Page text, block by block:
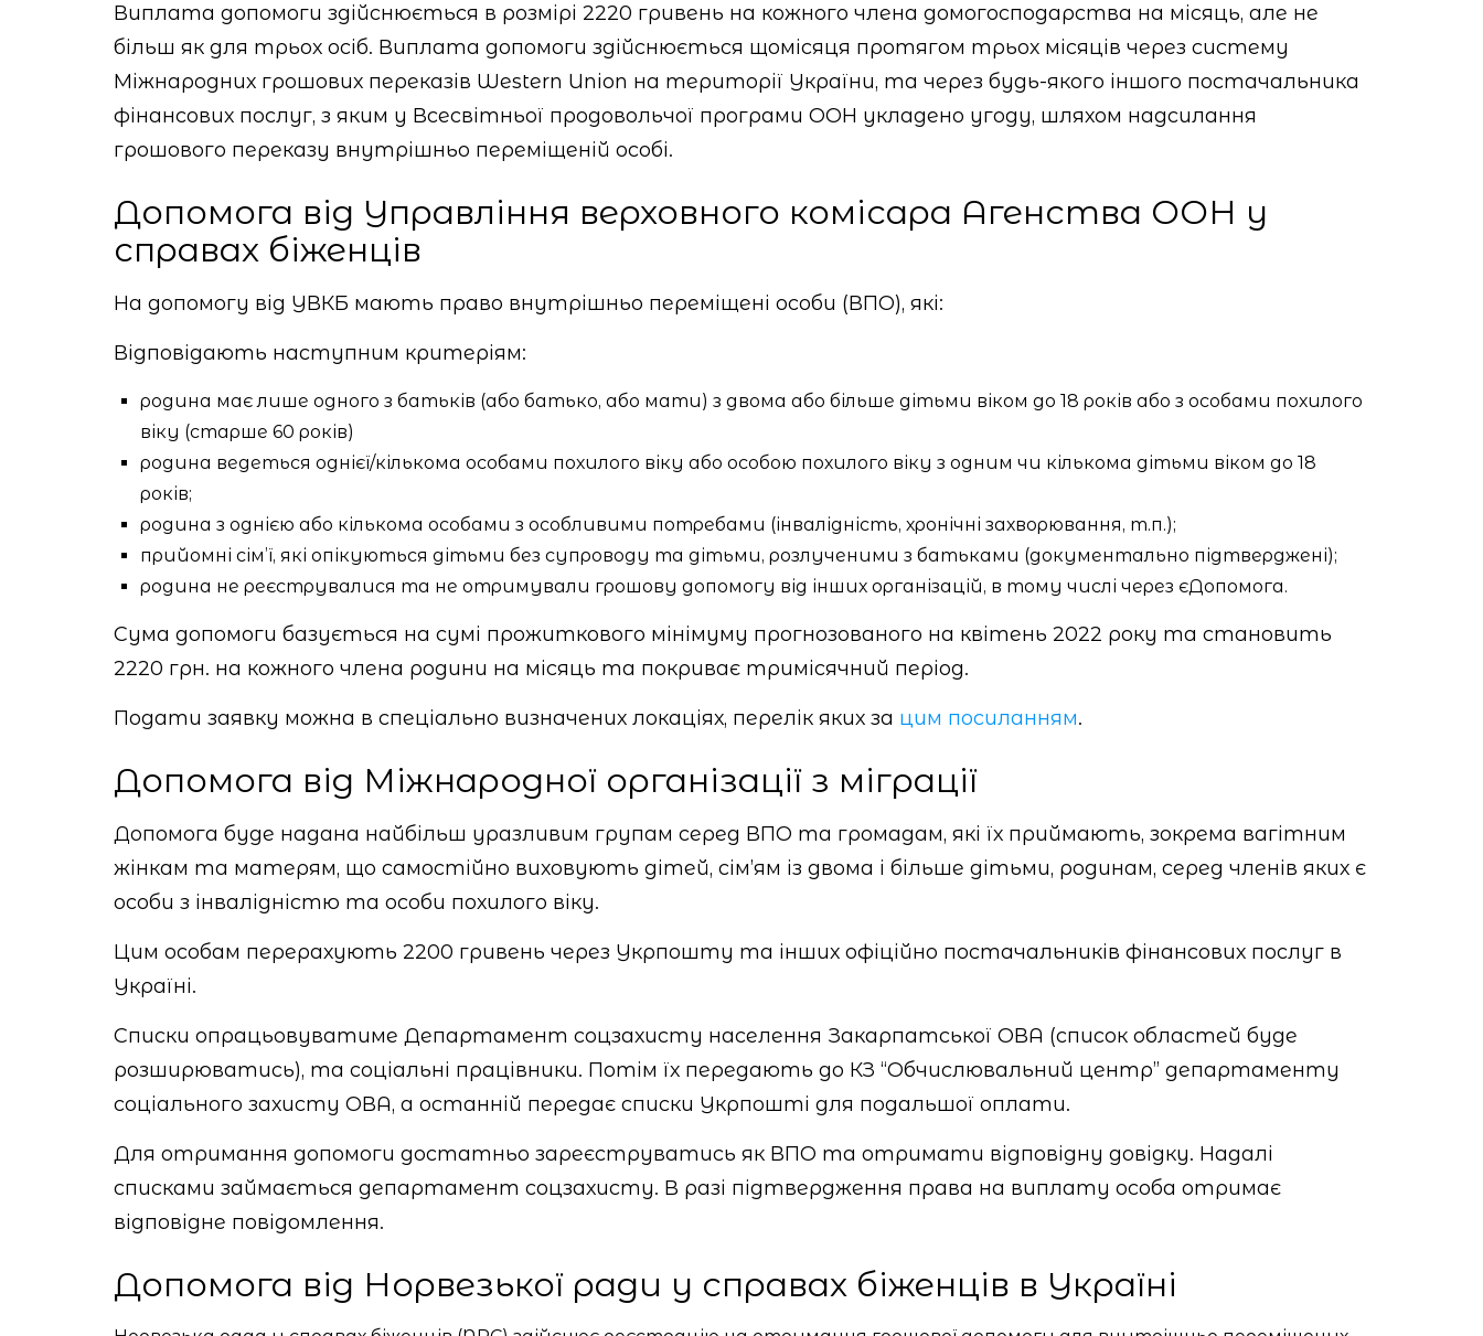
Виплата допомоги здійснюється в розмірі 2220 гривень на кожного члена домогосподарства на місяць, але не
більш як для трьох осіб. Виплата допомоги здійснюється щомісяця протягом трьох місяців через систему
Міжнародних грошових переказів Western Union на території України, та через будь-якого іншого постачальника
фінансових послуг, з яким у Всесвітньої продовольчої програми ООН укладено угоду, шляхом надсилання
грошового переказу внутрішньо переміщеній особі.
Допомога від Управління верховного комісара Агенства ООН у
справах біженців
На допомогу від УВКБ мають право внутрішньо переміщені особи (ВПО), які:
Відповідають наступним критеріям:
родина має лише одного з батьків (або батько, або мати) з двома або більше дітьми віком до 18 років або з особами похилого
віку (старше 60 років)
родина ведеться однієї/кількома особами похилого віку або особою похилого віку з одним чи кількома дітьми віком до 18
років;
родина з однією або кількома особами з особливими потребами (інвалідність, хронічні захворювання, т.п.);
прийомні сім’ї, які опікуються дітьми без супроводу та дітьми, розлученими з батьками (документально підтверджені);
родина не реєструвалися та не отримували грошову допомогу від інших організацій, в тому числі через єДопомога.
Сума допомоги базується на сумі прожиткового мінімуму прогнозованого на квітень 2022 року та становить
2220 грн. на кожного члена родини на місяць та покриває тримісячний період.
Подати заявку можна в спеціально визначених локаціях, перелік яких за цим посиланням.
Допомога від Міжнародної організації з міграції
Допомога буде надана найбільш уразливим групам серед ВПО та громадам, які їх приймають, зокрема вагітним
жінкам та матерям, що самостійно виховують дітей, сім’ям із двома і більше дітьми, родинам, серед членів яких є
особи з інвалідністю та особи похилого віку.
Цим особам перерахують 2200 гривень через Укрпошту та інших офіційно постачальників фінансових послуг в
Україні.
Списки опрацьовуватиме Департамент соцзахисту населення Закарпатської ОВА (список областей буде
розширюватись), та соціальні працівники. Потім їх передають до КЗ “Обчислювальний центр” департаменту
соціального захисту ОВА, а останній передає списки Укрпошті для подальшої оплати.
Для отримання допомоги достатньо зареєструватись як ВПО та отримати відповідну довідку. Надалі
списками займається департамент соцзахисту. В разі підтвердження права на виплату особа отримає
відповідне повідомлення.
Допомога від Норвезької ради у справах біженців в Україні